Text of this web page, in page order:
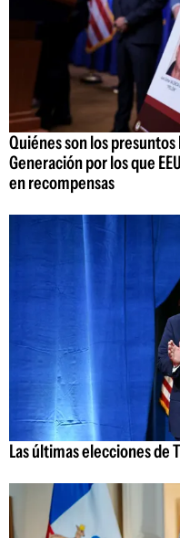
Quiénes son los
Generación por los que
en recompensas
Las últimas elecciones de